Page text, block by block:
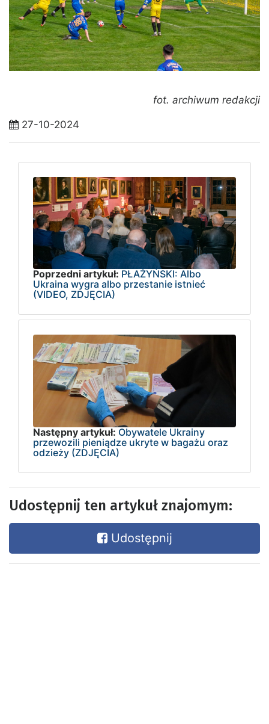
fot. archiwum redakcji
27-10-2024
Poprzedni artykuł: PŁAŻYŃSKI: Albo
Ukraina wygra albo przestanie istnieć
(VIDEO, ZDJĘCIA)
Następny artykuł: Obywatele Ukrainy
przewozili pieniądze ukryte w bagażu oraz
odzieży (ZDJĘCIA)
Udostępnij ten artykuł znajomym:
Udostępnij